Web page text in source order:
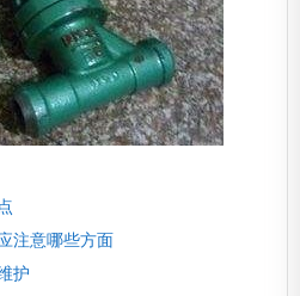
注意哪些方面
护